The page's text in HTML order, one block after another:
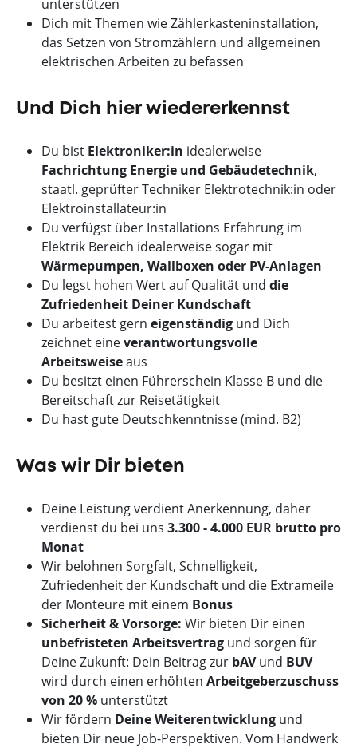
unterstützen
Dich mit Themen wie Zählerkasteninstallation,
das Setzen von Stromzählern und allgemeinen
elektrischen Arbeiten zu befassen
Und Dich hier wiedererkennst
Du bist Elektroniker:in idealerweise
Fachrichtung Energie und Gebäudetechnik,
staatl. geprüfter Techniker Elektrotechnik:in oder
Elektroinstallateur:in
Du verfügst über Installations Erfahrung im
Elektrik Bereich idealerweise sogar mit
Wärmepumpen, Wallboxen oder PV-Anlagen
Du legst hohen Wert auf Qualität und die
Zufriedenheit Deiner Kundschaft
Du arbeitest gern eigenständig und Dich
zeichnet eineverantwortungsvolle
Arbeitsweiseaus
Du besitzt einen Führerschein Klasse B und die
Bereitschaft zur Reisetätigkeit
Du hast gute Deutschkenntnisse (mind. B2)
Was wir Dir bieten
Deine Leistung verdient Anerkennung, daher
verdienst du bei uns 3.300 - 4.000 EUR brutto pro
Monat
Wir belohnen Sorgfalt, Schnelligkeit,
Zufriedenheit der Kundschaft und die Extrameile
der Monteure mit einem Bonus
Sicherheit & Vorsorge: Wir bieten Dir einen
unbefristeten Arbeitsvertrag und sorgen für
Deine Zukunft: Dein Beitrag zur bAVund BUV
wird durch einen erhöhten Arbeitgeberzuschuss
von 20 % unterstützt
Wir fördern Deine Weiterentwicklung und
bieten Dir neue Job-Perspektiven. Vom Handwerk